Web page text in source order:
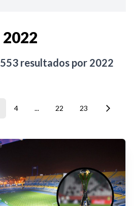
2022
553 resultados por 2022
4 ... 22 23